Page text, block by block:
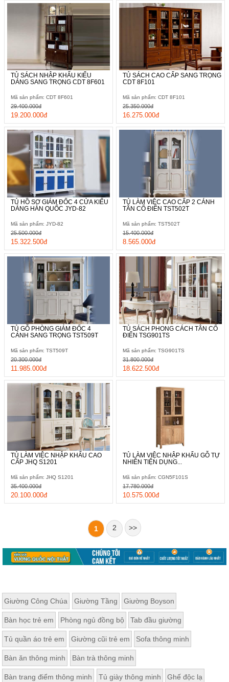
TỦ SÁCH NHẬP KHẨU KIỂU
DÁNG SANG TRỌNG CDT 8F601
Mã sản phẩm: CDT 8F601
19.200.000đ
29.400.000đ
TỦ SÁCH CAO CẤP SANG TRỌNG
CDT 8F101
Mã sản phẩm: CDT 8F101
16.275.000đ
25.350.000đ
TỦ HỒ SƠ GIÁM ĐỐC 4 CỬA KIỂU
DÁNG HÀN QUỐC JYD-82
Mã sản phẩm: JYD-82
15.322.500đ
25.500.000đ
TỦ LÀM VIỆC CAO CẤP 2 CÁNH
TÂN CỔ ĐIỂN TST502T
Mã sản phẩm: TST502T
8.565.000đ
15.400.000đ
TỦ GỖ PHÒNG GIÁM ĐỐC 4
CÁNH SANG TRỌNG TST509T
Mã sản phẩm: TST509T
11.985.000đ
20.300.000đ
TỦ SÁCH PHONG CÁCH TÂN CỔ
ĐIỂN TSG901TS
Mã sản phẩm: TSG901TS
18.622.500đ
31.800.000đ
TỦ LÀM VIỆC NHẬP KHẨU CAO
CẤP JHQ S1201
Mã sản phẩm: JHQ S1201
20.100.000đ
35.400.000đ
TỦ LÀM VIỆC NHẬP KHẨU GỖ TỰ
NHIÊN TIỆN DỤNG...
Mã sản phẩm: CGN5F101S
10.575.000đ
17.780.000đ
1 2 >>
Giường Công Chúa Giường Tầng Giường Boyson
Bàn học trẻ em Phòng ngủ đồng bộ Tab đầu giường
Tủ quần áo trẻ em Giường cũi trẻ em Sofa thông minh
Bàn ăn thông minh Bàn trà thông minh
Bàn trang điểm thông minh Tủ giày thông minh Ghế độc lạ